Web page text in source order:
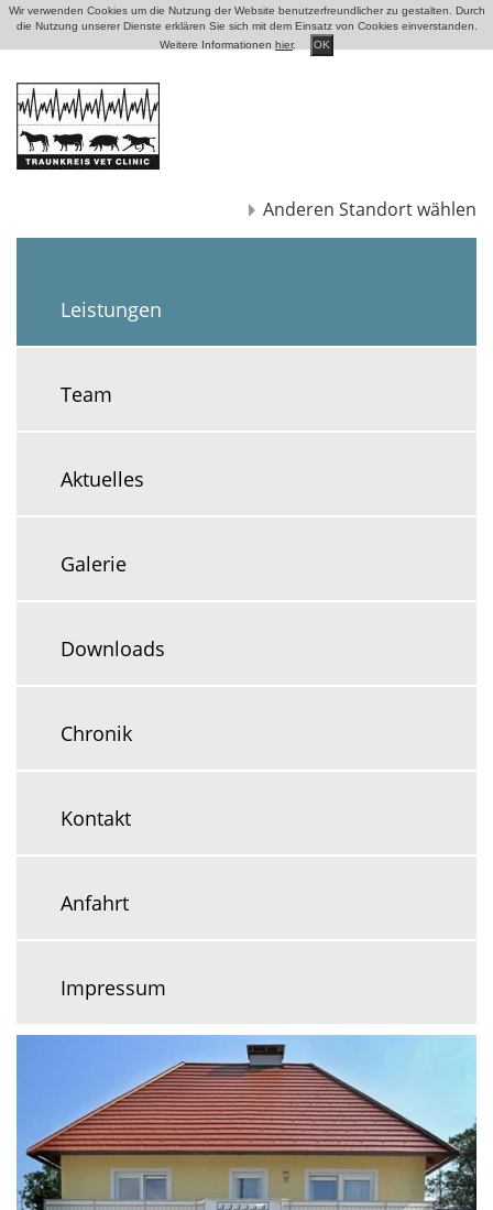
Anderen Standort wählen
Leistungen
Team
Aktuelles
Galerie
Downloads
Chronik
Kontakt
Anfahrt
Impressum
Wir verwenden Cookies um die Nutzung der Website benutzerfreundlicher zu gestalten. Durch
die Nutzung unserer Dienste erklären Sie sich mit dem Einsatz von Cookies einverstanden.
Weitere Informationen hier. OK